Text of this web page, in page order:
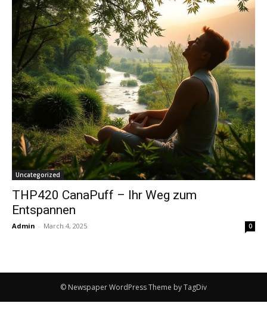
Uncategorized
THP420 CanaPuff – Ihr Weg zum
Entspannen
Admin - March 4, 2025 0
© Newspaper WordPress Theme by TagDiv